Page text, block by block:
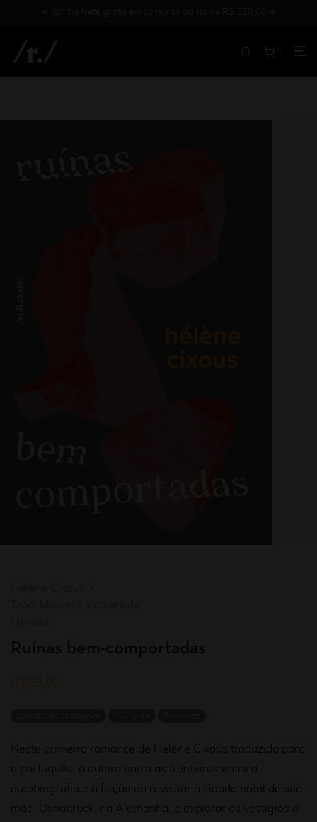
Neste primeiro romance de Hélène Cixous traduzido para
o português, a autora borra as fronteiras entre a
autobiografia e a ficção ao revisitar a cidade natal de sua
mãe, Osnabrück, na Alemanha, e explorar os vestígios e